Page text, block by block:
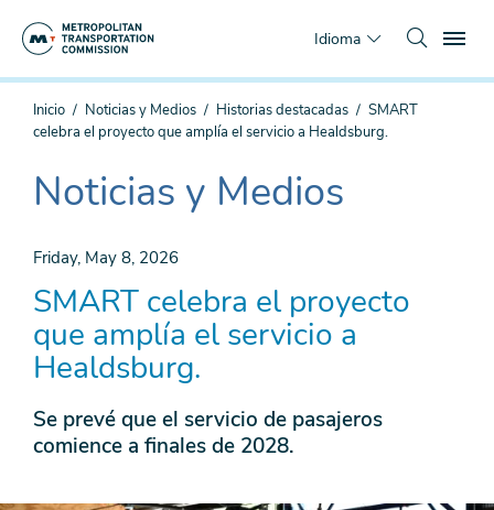
Idioma
Estás
aquí
Inicio Noticias y Medios Historias destacadas
SMART
celebra el proyecto que amplía el servicio a Healdsburg.
The
current
is
Noticias y Medios
Friday, May 8, 2026
SMART celebra el proyecto
que amplía el servicio a
Healdsburg.
Se prevé que el servicio de pasajeros
comience a finales de 2028.